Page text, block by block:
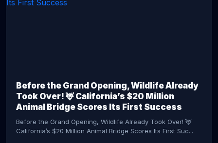
Before the Grand Opening, Wildlife Already
Took Over! 🦌 California’s $20 Million
Animal Bridge Scores Its First Success
Before the Grand Opening, Wildlife Already Took Over! 🦌
California’s $20 Million Animal Bridge Scores Its First Suc...